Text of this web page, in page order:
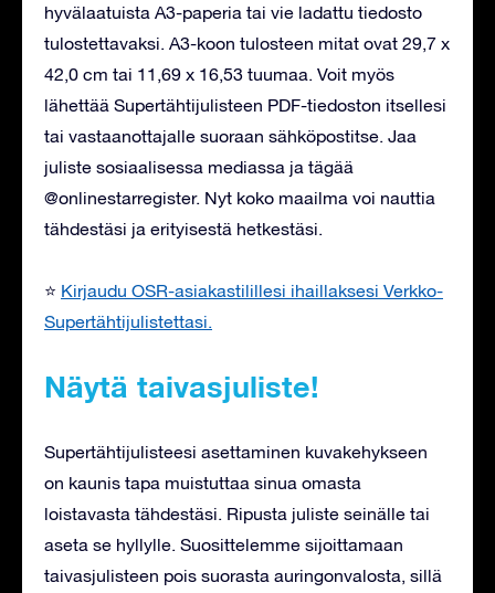
hyvälaatuista A3-paperia tai vie ladattu tiedosto
tulostettavaksi. A3-koon tulosteen mitat ovat 29,7 x
42,0 cm tai 11,69 x 16,53 tuumaa. Voit myös
lähettää Supertähtijulisteen PDF-tiedoston itsellesi
tai vastaanottajalle suoraan sähköpostitse. Jaa
juliste sosiaalisessa mediassa ja tägää
@onlinestarregister. Nyt koko maailma voi nauttia
tähdestäsi ja erityisestä hetkestäsi.
⭐ Kirjaudu OSR-asiakastilillesi ihaillaksesi Verkko-
Supertähtijulistettasi.
Näytä taivasjuliste!
Supertähtijulisteesi asettaminen kuvakehykseen
on kaunis tapa muistuttaa sinua omasta
loistavasta tähdestäsi. Ripusta juliste seinälle tai
aseta se hyllylle. Suosittelemme sijoittamaan
taivasjulisteen pois suorasta auringonvalosta, sillä